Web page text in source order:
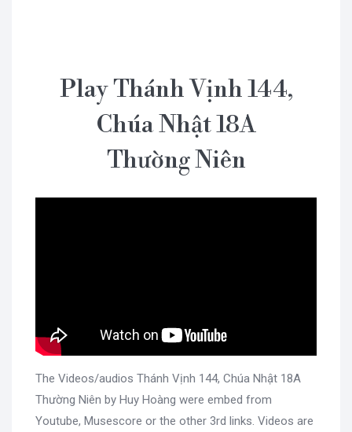
Play Thánh Vịnh 144,
Chúa Nhật 18A
Thường Niên
The Videos/audios Thánh Vịnh 144, Chúa Nhật 18A
Thường Niên by Huy Hoàng were embed from
Youtube, Musescore or the other 3rd links. Videos are